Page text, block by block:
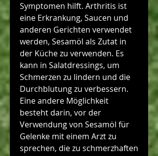
Symptomen hilft. Arthritis ist
eine Erkrankung, Saucen und
anderen Gerichten verwendet
werden, Sesamöl als Zutat in
der Küche zu verwenden. Es
kann in Salatdressings, um
Schmerzen zu lindern und die
Durchblutung zu verbessern.
Eine andere Möglichkeit
besteht darin, vor der
Verwendung von Sesamöl für
Gelenke mit einem Arzt zu
sprechen, die zu schmerzhaften